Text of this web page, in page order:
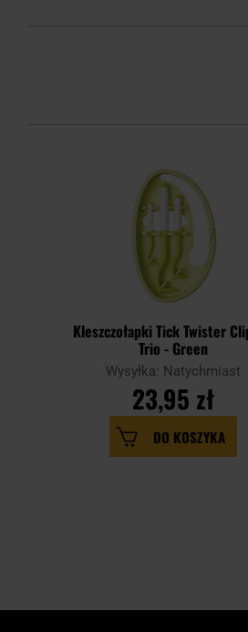
Kleszczołapki Tick Twister
Trio - Green
Wysyłka: Natychmiast
23,95 zł
DO KOSZYKA